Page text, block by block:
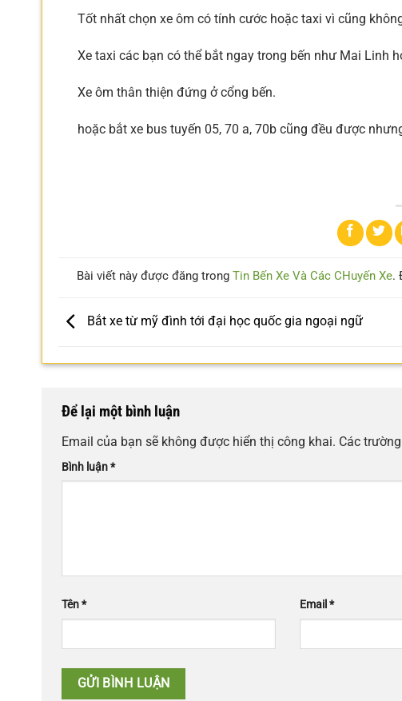
Tốt nhất chọn xe ôm có tính cước hoặc taxi vì cũng
Xe taxi các bạn có thể bắt ngay trong bến như Mai Linh
Xe ôm thân thiện đứng ở cổng bến.
hoặc bắt xe bus tuyến 05, 70 a, 70b cũng đều được
Bài viết này được đăng trong Tin Bến Xe Và Các CHuyến Xe.
Bắt xe từ mỹ đình tới đại học quốc gia ngoại ngữ
Để lại một bình luận
Email của bạn sẽ không được hiển thị công khai. Các
Bình luận*
Tên* Email*